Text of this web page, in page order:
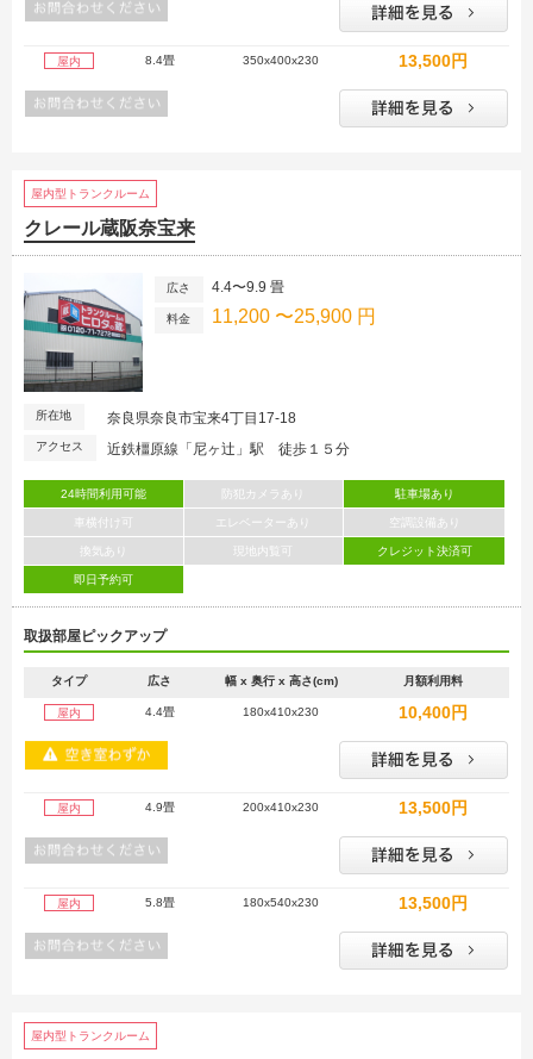
屋内 8.4畳 350x400x230 13,500円
屋内型トランクルーム
クレール蔵阪奈宝来
広さ 4.4〜9.9 畳
料金 11,200 〜25,900 円
所在地 奈良県奈良市宝来4丁目17-18
アクセス 近鉄橿原線「尼ヶ辻」駅 徒歩１５分
24時間利用可能 防犯カメラあり 駐車場あり
車横付け可 エレベーターあり 空調設備あり
換気あり 現地内覧可 クレジット決済可
即日予約可
取扱部屋ピックアップ
タイプ 広さ 幅 x 奥行 x 高さ(cm) 月額利用料
屋内 4.4畳 180x410x230 10,400円
屋内 4.9畳 200x410x230 13,500円
屋内 5.8畳 180x540x230 13,500円
屋内型トランクルーム